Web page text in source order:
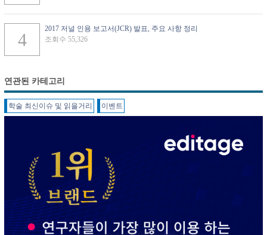
2017 저널 인용 보고서(JCR) 발표, 주요 사항 정리
조회수 55,326
연관된 카테고리
학술 최신이슈 및 읽을거리 이벤트